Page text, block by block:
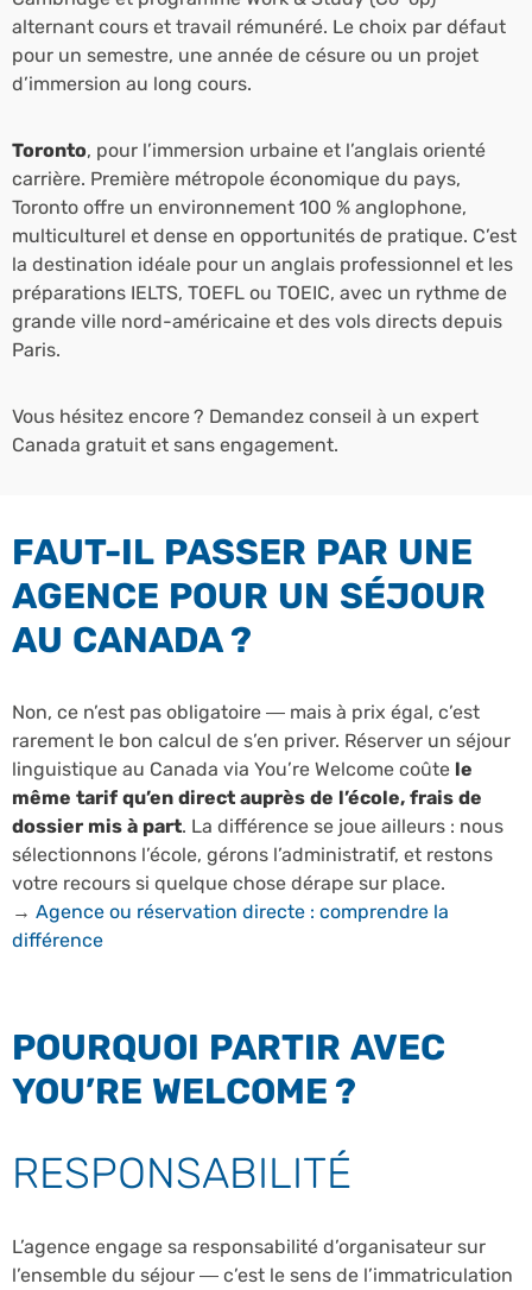
alternant cours et travail rémunéré. Le choix par défaut
pour un semestre, une année de césure ou un projet
d’immersion au long cours.
Toronto, pour l’immersion urbaine et l’anglais orienté
carrière. Première métropole économique du pays,
Toronto offre un environnement 100 % anglophone,
multiculturel et dense en opportunités de pratique. C’est
la destination idéale pour un anglais professionnel et les
préparations IELTS, TOEFL ou TOEIC, avec un rythme de
grande ville nord-américaine et des vols directs depuis
Paris.
Vous hésitez encore ? Demandez conseil à un expert
Canada gratuit et sans engagement.
FAUT-IL PASSER PAR UNE
AGENCE POUR UN SÉJOUR
AU CANADA ?
Non, ce n’est pas obligatoire — mais à prix égal, c’est
rarement le bon calcul de s’en priver. Réserver un séjour
linguistique au Canada via You’re Welcome coûte le
même tarif qu’en direct auprès de l’école, frais de
dossier mis à part. La différence se joue ailleurs : nous
sélectionnons l’école, gérons l’administratif, et restons
votre recours si quelque chose dérape sur place.
→ Agence ou réservation directe : comprendre la
différence
POURQUOI PARTIR AVEC
YOU’RE WELCOME ?
RESPONSABILITÉ
L’agence engage sa responsabilité d’organisateur sur
l’ensemble du séjour — c’est le sens de l’immatriculation